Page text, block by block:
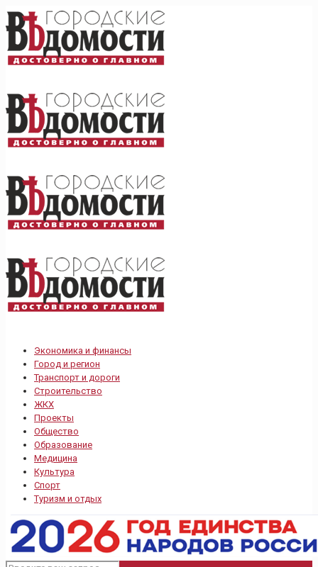
Экономика и финансы
Город и регион
Транспорт и дороги
Строительство
ЖКХ
Проекты
Общество
Образование
Медицина
Культура
Спорт
Туризм и отдых